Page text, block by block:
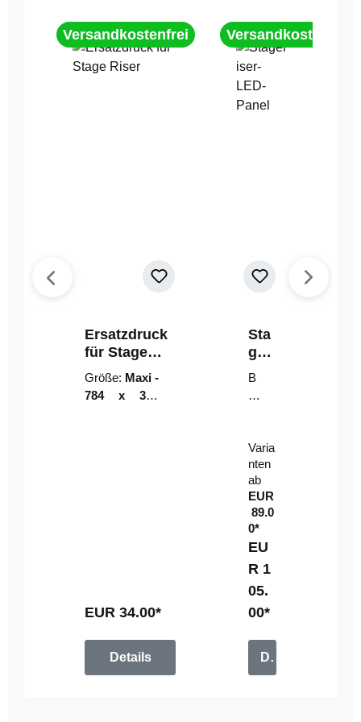
Versandkostenfrei
Ersatzdruck
für Stage
Riser
Größe: Maxi -
784 x 314
EUR 34.00*
Details
Versandkostenfrei
Sta
geri
ser-
LE
D-
el
B
un
mi
t
Fe
rn
be
di
en
u
n
g
Varia
nten
ab
EUR
89.0
0*
EU
R 1
05.
00*
Details